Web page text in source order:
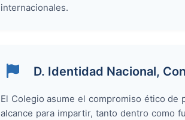
internacionales.
D. Identidad Nacional,
El Colegio asume el compromiso ético
alcance para impartir, tanto dentro como